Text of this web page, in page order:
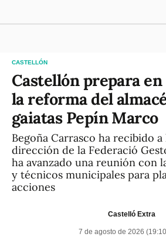
CASTELLÓN
Castellón prepara
la reforma del
gaiatas Pepín Marco
Begoña Carrasco ha recibido a
dirección de la Federació
ha avanzado una reunión con
y técnicos municipales para
acciones
Castelló Extra
7 de agosto de 2026